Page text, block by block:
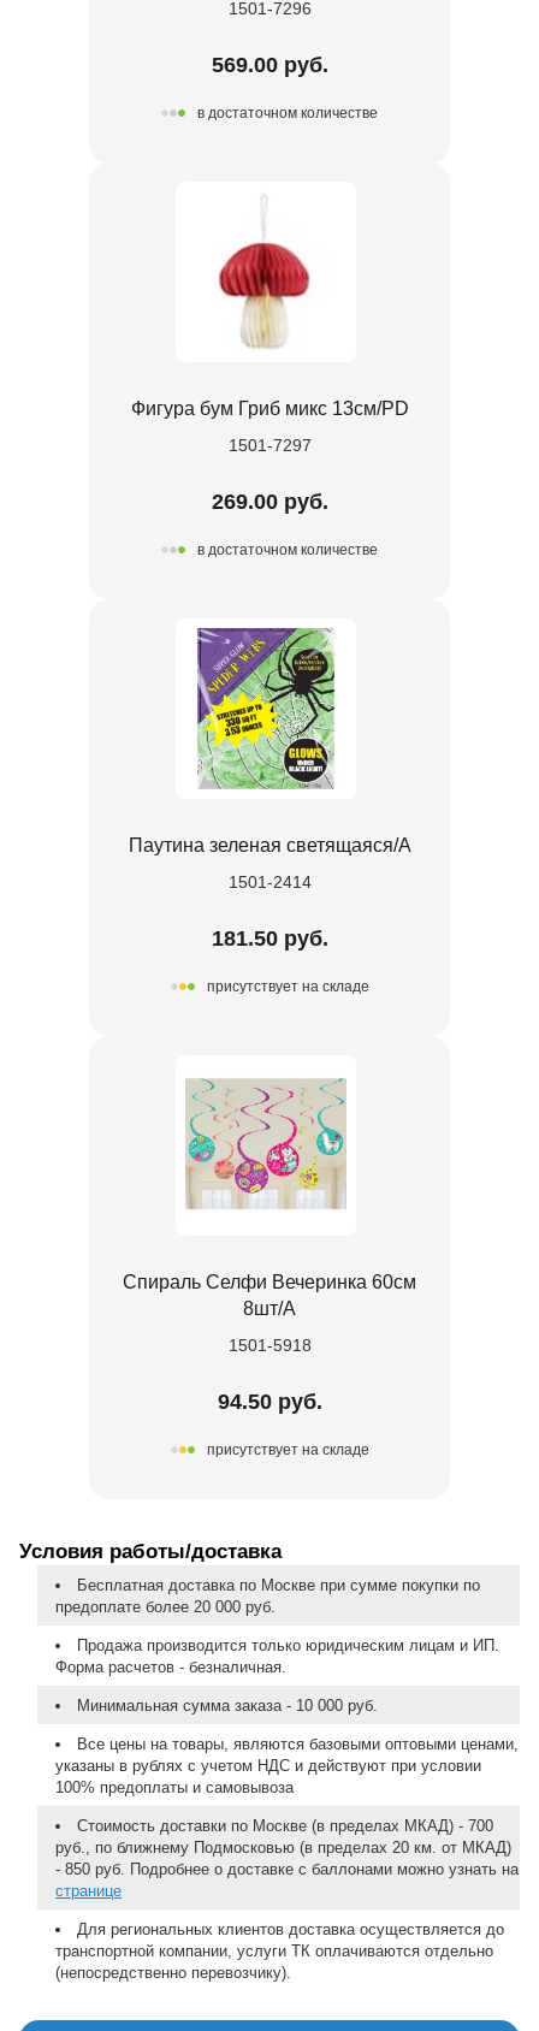
1501-7296
569.00 руб.
в достаточном количестве
Фигура бум Гриб микс 13см/PD
1501-7297
269.00 руб.
в достаточном количестве
Паутина зеленая светящаяся/A
1501-2414
181.50 руб.
присутствует на складе
Спираль Селфи Вечеринка 60см
8шт/А
1501-5918
94.50 руб.
присутствует на складе
Условия работы/доставка
Бесплатная доставка по Москве при сумме покупки по
предоплате более 20 000 руб.
Продажа производится только юридическим лицам и ИП.
Форма расчетов - безналичная.
Минимальная сумма заказа - 10 000 руб.
Все цены на товары, являются базовыми оптовыми ценами,
указаны в рублях с учетом НДС и действуют при условии
100% предоплаты и самовывоза
Стоимость доставки по Москве (в пределах МКАД) - 700
руб., по ближнему Подмосковью (в пределах 20 км. от МКАД)
- 850 руб. Подробнее о доставке с баллонами можно узнать на
странице
Для региональных клиентов доставка осуществляется до
транспортной компании, услуги ТК оплачиваются отдельно
(непосредственно перевозчику).